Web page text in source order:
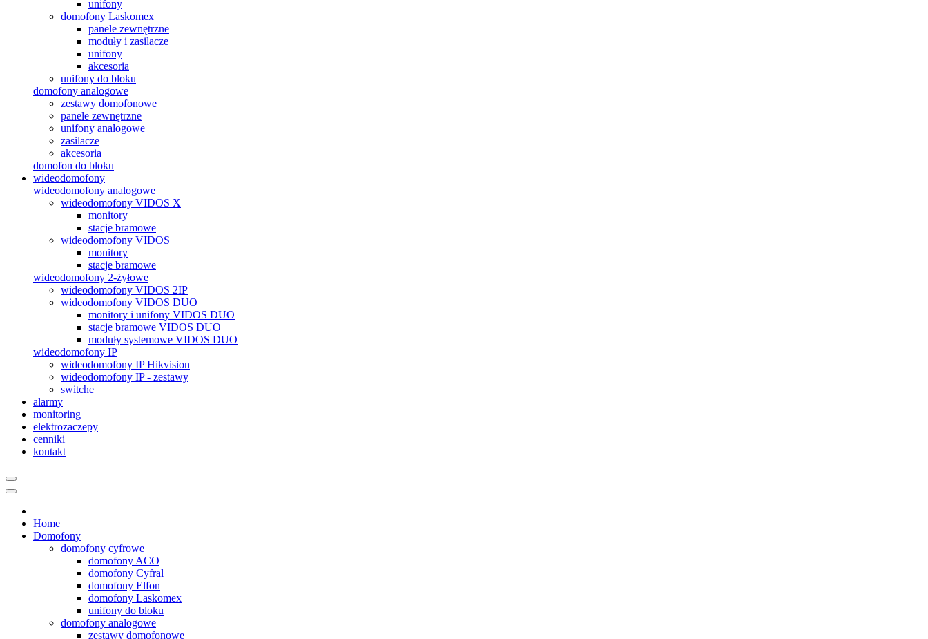
unifony
domofony Laskomex
panele zewnętrzne
moduły i zasilacze
unifony
akcesoria
unifony do bloku
domofony analogowe
zestawy domofonowe
panele zewnętrzne
unifony analogowe
zasilacze
akcesoria
domofon do bloku
wideodomofony
wideodomofony analogowe
wideodomofony VIDOS X
monitory
stacje bramowe
wideodomofony VIDOS
monitory
stacje bramowe
wideodomofony 2-żyłowe
wideodomofony VIDOS 2IP
wideodomofony VIDOS DUO
monitory i unifony VIDOS DUO
stacje bramowe VIDOS DUO
moduły systemowe VIDOS DUO
wideodomofony IP
wideodomofony IP Hikvision
wideodomofony IP - zestawy
switche
alarmy
monitoring
elektrozaczepy
cenniki
kontakt
Home
Domofony
domofony cyfrowe
domofony ACO
domofony Cyfral
domofony Elfon
domofony Laskomex
unifony do bloku
domofony analogowe
zestawy domofonowe